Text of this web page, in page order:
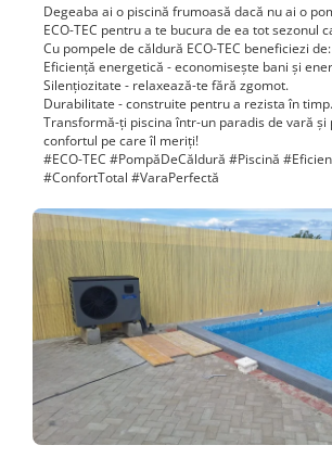
Degeaba ai o piscină frumoasă dacă nu ai o
ECO-TEC pentru a te bucura de ea tot sezonul
Cu pompele de căldură ECO-TEC beneficiezi de:
Eficiență energetică - economisește bani și
Silențiozitate - relaxează-te fără zgomot.
Durabilitate - construite pentru a rezista în timp.
Transformă-ți piscina într-un paradis de vară și
confortul pe care îl meriți!
#ECO-TEC #PompăDeCăldură #Piscină
#ConfortTotal #VaraPerfectă